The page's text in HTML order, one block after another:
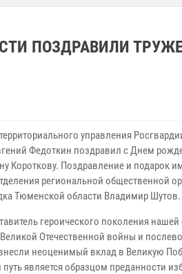
ПОЗДРАВИЛИ
управления
Федоткин поздравил с Днем
Короткову. Поздравление и подарок
региональной общественной
Тюменской области Владимир Шутов.
героического поколения
Отечественной войны и
неоценимый вклад в Великую
является образцом преданности